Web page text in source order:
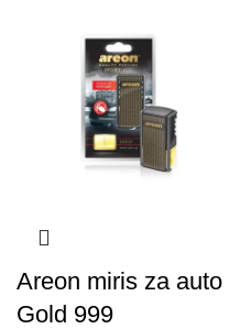
Areon miris za auto
Gold 999